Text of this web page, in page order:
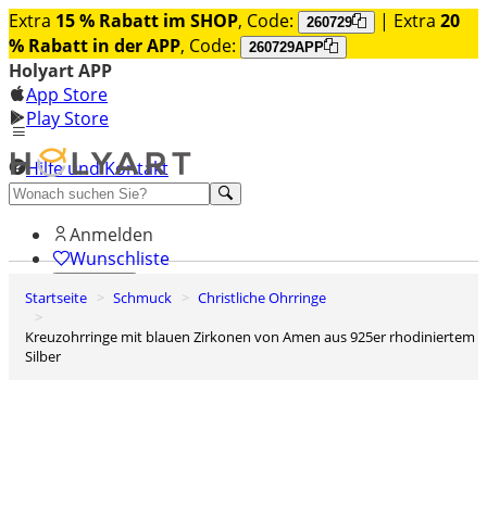
Extra 15 % Rabatt im SHOP, Code: 260729 | Extra 20
% Rabatt in der APP, Code: 260729APP
Holyart APP
App Store
Play Store
Hilfe und Kontakt
Entdecken Sie Premium
Anmelden
Wunschliste
0
Startseite Schmuck
Christliche Ohrringe
Kreuzohrringe mit blauen Zirkonen von Amen aus 925er rhodiniertem
Silber